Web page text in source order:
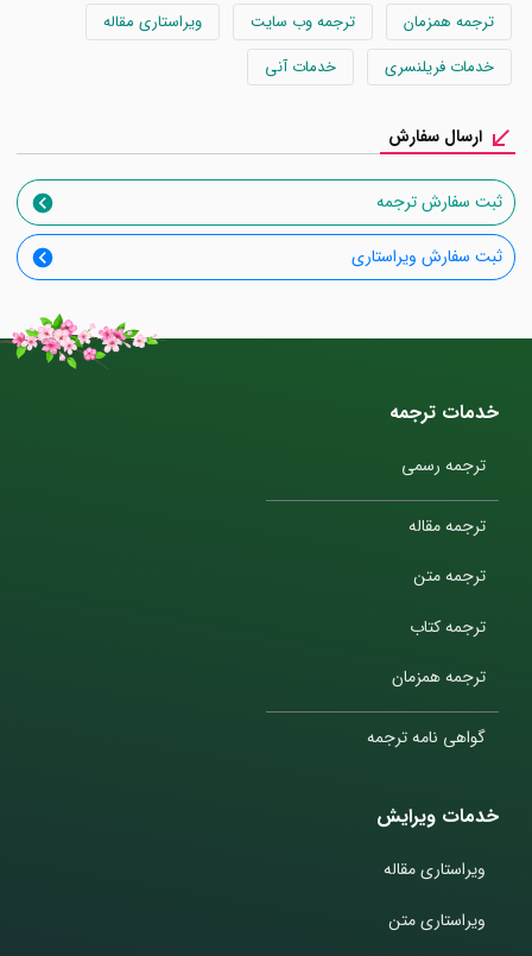
ترجمه همزمان
ترجمه وب سایت
ویراستاری مقاله
خدمات فریلنسری
خدمات آنی
ارسال سفارش
ثبت سفارش ترجمه
ثبت سفارش ویراستاری
خدمات ترجمه
ترجمه رسمی
ترجمه مقاله
ترجمه متن
ترجمه کتاب
ترجمه همزمان
گواهی نامه ترجمه
خدمات ویرایش
ویراستاری مقاله
ویراستاری متن